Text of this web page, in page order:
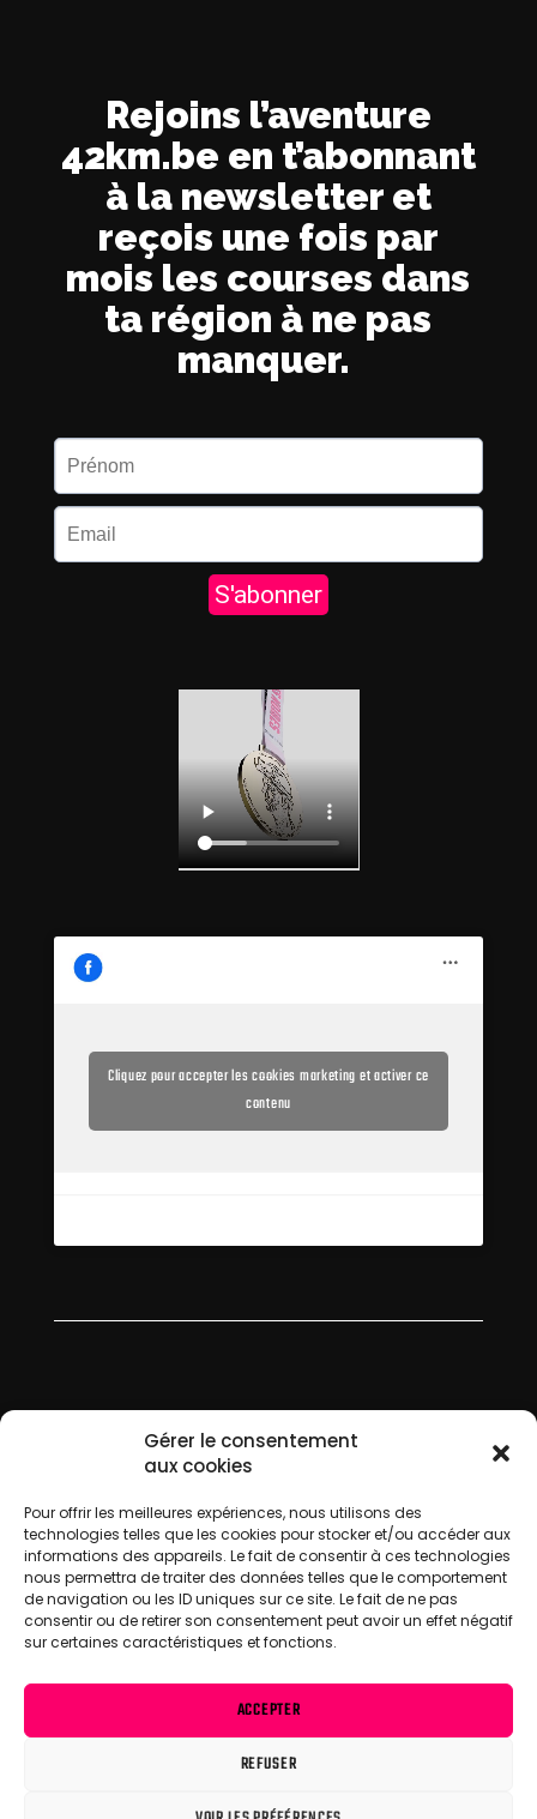
Gérer le consentement
aux cookies
Pour offrir les meilleures expériences, nous utilisons des
technologies telles que les cookies pour stocker et/ou accéder aux
informations des appareils. Le fait de consentir à ces technologies
nous permettra de traiter des données telles que le comportement
de navigation ou les ID uniques sur ce site. Le fait de ne pas
consentir ou de retirer son consentement peut avoir un effet négatif
sur certaines caractéristiques et fonctions.
ACCEPTER
REFUSER
Rejoins l’aventure
42km.be en t’abonnant
à la newsletter et
reçois une fois par
mois les courses dans
ta région à ne pas
manquer.
Cliquez pour accepter les cookies marketing et activer ce
contenu
Organisé par des passionnés de course et
d’endurance,le Marathon des Gueules Noires –
42KM.BEvous donne rendez-vous pour la
seconde édition inédite entrela Belgique et
Saint-Amand-Les-Eaux
Ce marathon, bien plus qu’une course, est un
anciens mineurs.
Prêt à relever ce défi unique ?